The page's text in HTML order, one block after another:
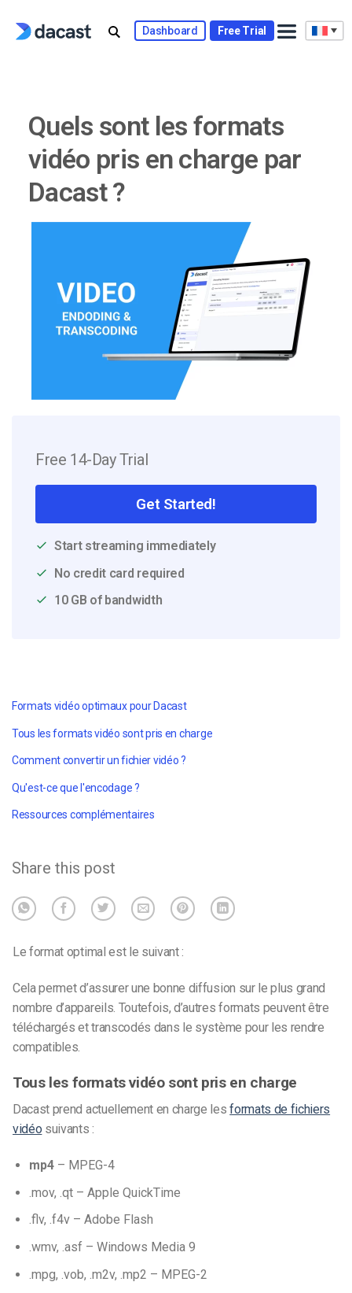
Dashboard Free Trial
Quels sont les formats
vidéo pris en charge par
Dacast ?
Free 14-Day Trial
Get Started!
Start streaming immediately
No credit card required
10 GB of bandwidth
Formats vidéo optimaux pour Dacast
Tous les formats vidéo sont pris en charge
Comment convertir un fichier vidéo ?
Qu'est-ce que l'encodage ?
Ressources complémentaires
Share this post
Le format optimal est le suivant :
Cela permet d’assurer une bonne diffusion sur le plus grand
nombre d’appareils. Toutefois, d’autres formats peuvent être
téléchargés et transcodés dans le système pour les rendre
compatibles.
Tous les formats vidéo sont pris en charge
Dacast prend actuellement en charge lesformats de fichiers
vidéo suivants :
mp4– MPEG-4
.mov, .qt – Apple QuickTime
.flv, .f4v – Adobe Flash
.wmv, .asf – Windows Media 9
.mpg, .vob, .m2v, .mp2 – MPEG-2